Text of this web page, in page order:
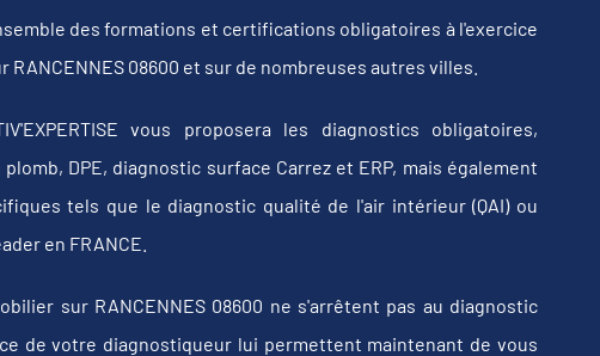
des formations et certifications obligatoires à l'exercice
08600 et sur de nombreuses autres villes.
vous proposera les diagnostics obligatoires,
DPE, diagnostic surface Carrez et ERP, mais également
tels que le diagnostic qualité de l'air intérieur (QAI) ou
en FRANCE.
sur RANCENNES 08600 ne s'arrêtent pas au diagnostic
de votre diagnostiqueur lui permettent maintenant de vous